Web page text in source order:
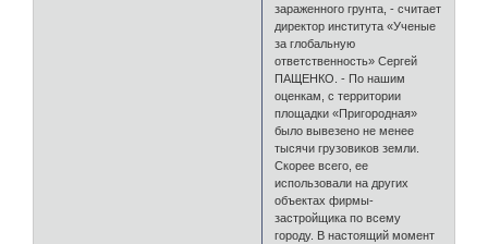
зараженного грунта, - считает
директор института «Ученые
за глобальную
ответственность» Сергей
ПАЩЕНКО. - По нашим
оценкам, с территории
площадки «Пригородная»
было вывезено не менее
тысячи грузовиков земли.
Скорее всего, ее
использовали на других
объектах фирмы-
застройщика по всему
городу. В настоящий момент